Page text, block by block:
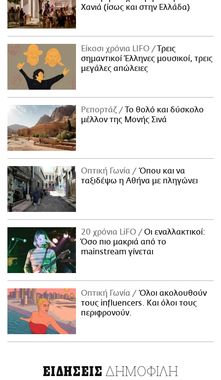
Χανιά (ίσως και στην Ελλάδα)
Είκοσι χρόνια LIFO
Tρεις
σημαντικοί Έλληνες μουσικοί, τρεις
μεγάλες απώλειες
Ρεπορτάζ
Το θολό και δύσκολο
μέλλον της Μονής Σινά
Οπτική Γωνία
Όπου και να
ταξιδέψω η Αθήνα με πληγώνει
20 χρόνια LiFO
Οι εναλλακτικοί:
Όσο πιο μακριά από το
mainstream γίνεται
Οπτική Γωνία
Όλοι ακολουθούν
τους influencers. Και όλοι τους
περιφρονούν.
ΕΙΔΗΣΕΙΣ ΔΗΜΟΦΙΛΗ